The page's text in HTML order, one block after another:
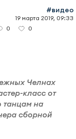
#видео
19 марта 2019, 09:33
0 0
Челнах
класс от
танцам на
сборной